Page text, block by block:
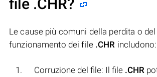
file .CHR?
Le cause più comuni della perdita o
funzionamento dei file .CHR includono:
Corruzione del file: Il file .CHR